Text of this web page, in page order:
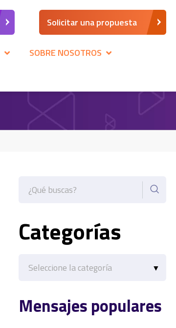
Solicitar una propuesta
SOBRE NOSOTROS
Categorías
Mensajes populares